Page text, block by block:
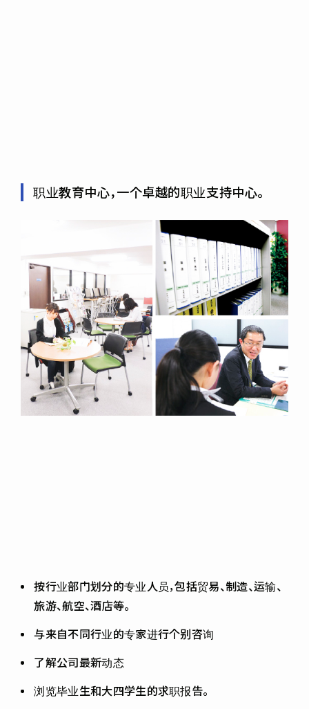
职业教育中心，一个卓越的职业支持中心。
按行业部门划分的专业人员，包括贸易、制造、运输、
旅游、航空、酒店等。
与来自不同行业的专家进行个别咨询
了解公司最新动态
浏览毕业生和大四学生的求职报告。